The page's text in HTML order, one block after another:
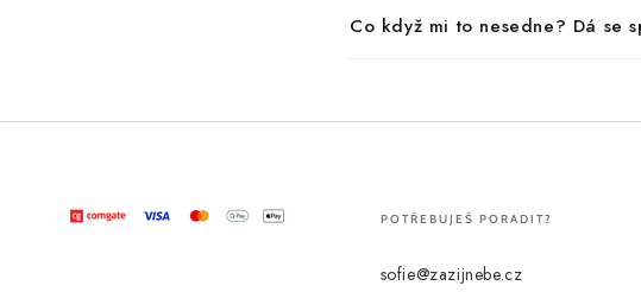
Co když mi to nesedne? Dá se
POTŘEBUJEŠ PORADIT?
sofie@zazijnebe.cz